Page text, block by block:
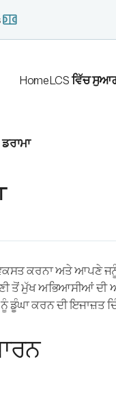
HomeLCS ਵਿੱਚ
ਕਰਨਾ ਅਤੇ ਆਪਣੇ
ਤੋਂ ਮੁੱਖ ਅਭਿਆਸੀਆਂ ਦੀ
ਡੂੰਘਾ ਕਰਨ ਦੀ ਇਜਾਜ਼ਤ